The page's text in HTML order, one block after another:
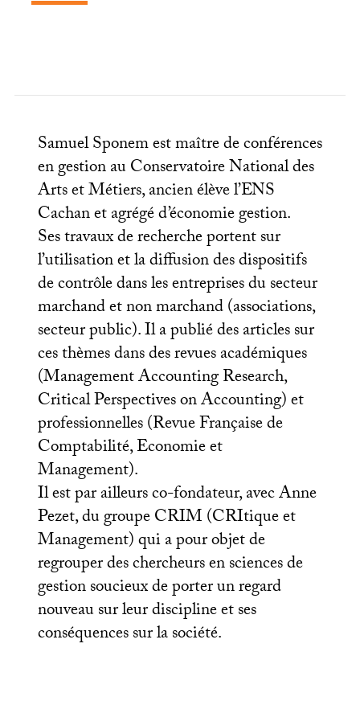
Samuel Sponem est maître de conférences
en gestion au Conservatoire National des
Arts et Métiers, ancien élève l’ENS
Cachan et agrégé d’économie gestion.
Ses travaux de recherche portent sur
l’utilisation et la diffusion des dispositifs
de contrôle dans les entreprises du secteur
marchand et non marchand (associations,
secteur public). Il a publié des articles sur
ces thèmes dans des revues académiques
(Management Accounting Research,
Critical Perspectives on Accounting) et
professionnelles (Revue Française de
Comptabilité, Economie et
Management).
Il est par ailleurs co-fondateur, avec Anne
Pezet, du groupeCRIM(CRItique et
Management) qui a pour objet de
regrouper des chercheurs en sciences de
gestion soucieux de porter un regard
nouveau sur leur discipline et ses
conséquences sur la société.